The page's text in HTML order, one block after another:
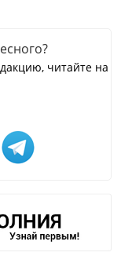
читайте на